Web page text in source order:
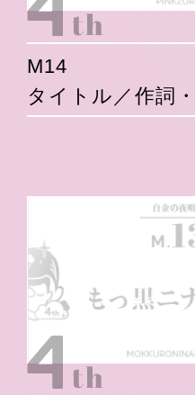
M14
タイトル／作詞